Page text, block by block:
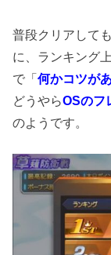
普段クリアして
に、ランキング
で「何かコツが
どうやらOSのフ
のようです。